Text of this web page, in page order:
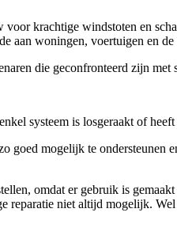
krachtige windstoten en
aan woningen, voertuigen en
die geconfronteerd zijn met
systeem is losgeraakt of
mogelijk te ondersteunen
omdat er gebruik is
niet altijd mogelijk.